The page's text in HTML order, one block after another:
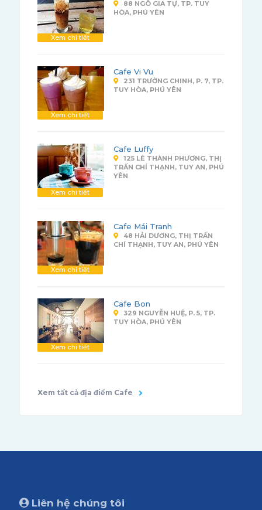
Xem chi tiết
88 NGÔ GIA TỰ, TP. TUY
HÒA, PHÚ YÊN
Xem chi tiết
Cafe Vi Vu
231 TRƯỜNG CHINH, P. 7, TP.
TUY HÒA, PHÚ YÊN
Xem chi tiết
Cafe Luffy
125 LÊ THÀNH PHƯƠNG, THỊ
TRẤN CHÍ THẠNH, TUY AN, PHÚ
YÊN
Xem chi tiết
Cafe Mái Tranh
48 HẢI DƯƠNG, THỊ TRẤN
CHÍ THẠNH, TUY AN, PHÚ YÊN
Xem chi tiết
Cafe Bon
329 NGUYỄN HUỆ, P. 5, TP.
TUY HÒA, PHÚ YÊN
Xem tất cả địa điểm Cafe
Liên hệ chúng tôi